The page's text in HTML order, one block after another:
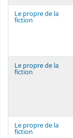
Le propre de la
fiction
Le propre de la
fiction
Le propre de la
fiction